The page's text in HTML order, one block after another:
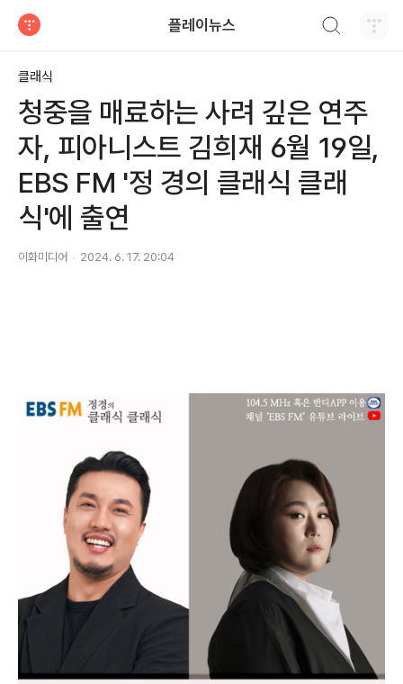
플레이뉴스
클래식
청중을 매료하는 사려 깊은 연주
자, 피아니스트 김희재 6월 19일,
EBS FM '정 경의 클래식 클래
식'에 출연
이화미디어 2024. 6. 17. 20:04